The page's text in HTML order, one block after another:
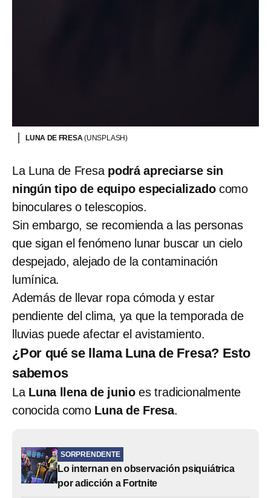
LUNA DE FRESA (UNSPLASH)
La Luna de Fresa podrá apreciarse sin
ningún tipo de equipo especializadocomo
binoculares o telescopios.
Sin embargo, se recomienda a las personas
que sigan el fenómeno lunar buscar un cielo
despejado, alejado de la contaminación
lumínica.
Además de llevar ropa cómoda y estar
pendiente del clima, ya que la temporada de
lluvias puede afectar el avistamiento.
¿Por qué se llama Luna de Fresa? Esto
sabemos
LaLuna llena de junioes tradicionalmente
conocida como Luna de Fresa.
SORPRENDENTE
Lo internan en observación psiquiátrica
por adicción a Fortnite